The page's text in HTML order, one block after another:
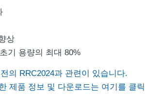
상
기 용량의 최대 80%
의 RRC2024과 관련이 있습니다.
제품 정보 및 다운로드는 여기를 클